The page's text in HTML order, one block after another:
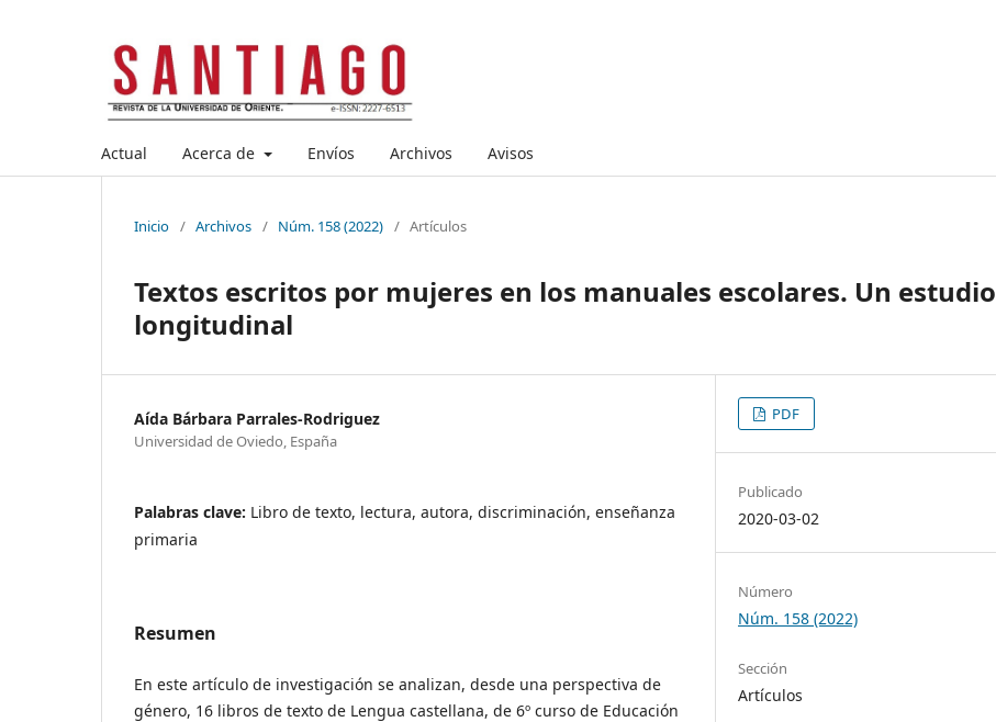
Actual Acerca de Envíos Archivos Avisos
Inicio / Archivos / Núm. 158 (2022) / Artículos
Textos escritos por mujeres en los manuales escolares. Un estudio
longitudinal
Aída Bárbara Parrales-Rodriguez
Universidad de Oviedo, España
Palabras clave: Libro de texto, lectura, autora, discriminación, enseñanza
primaria
Resumen
En este artículo de investigación se analizan, desde una perspectiva de
género, 16 libros de texto de Lengua castellana, de 6º curso de Educación
PDF
Publicado
2020-03-02
Número
Núm. 158 (2022)
Sección
Artículos